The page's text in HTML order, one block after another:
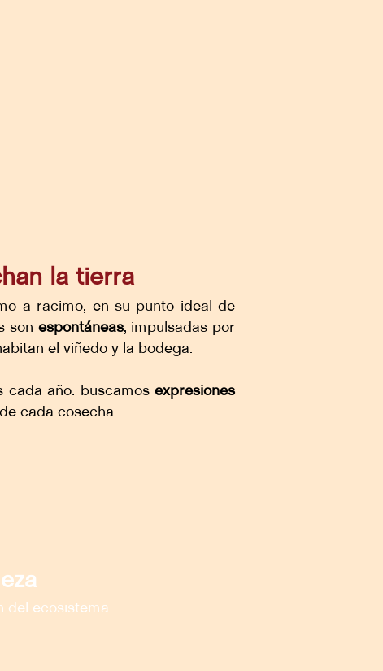
la tierra
a racimo, en su punto ideal de
son espontáneas, impulsadas por
el viñedo y la bodega.
cada año: buscamos expresiones
cada cosecha.
del ecosistema.